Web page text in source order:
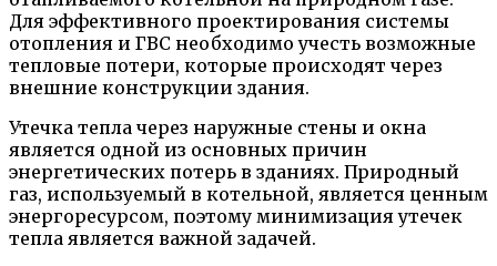
Для эффективного проектирования системы
отопления и ГВС необходимо учесть возможные
тепловые потери, которые происходят через
внешние конструкции здания.
Утечка тепла через наружные стены и окна
является одной из основных причин
энергетических потерь в зданиях. Природный
газ, используемый в котельной, является ценным
энергоресурсом, поэтому минимизация утечек
тепла является важной задачей.